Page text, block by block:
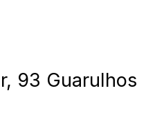
93 Guarulhos